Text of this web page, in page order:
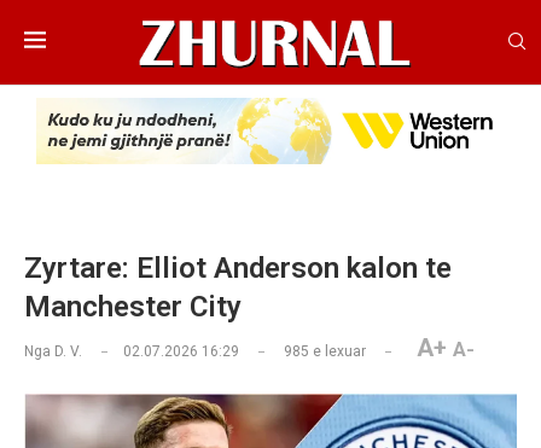
Zyrtare: Elliot Anderson kalon te
Manchester City
Nga D. V. 02.07.2026 16:29 985 e lexuar A+ A-